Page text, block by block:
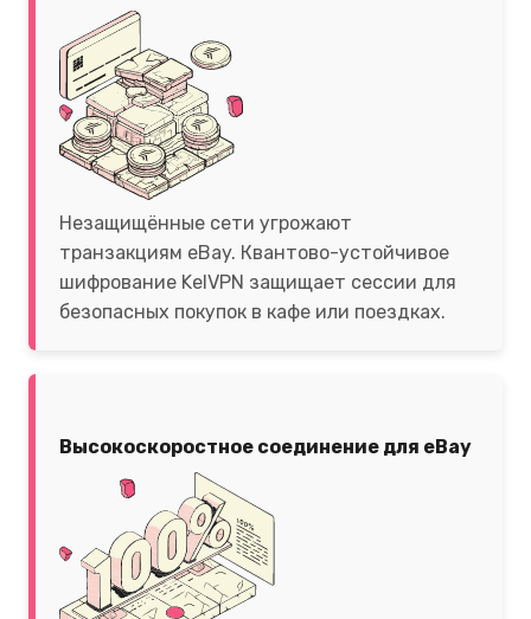
Незащищённые сети угрожают
транзакциям eBay. Квантово-устойчивое
шифрование KelVPN защищает сессии для
безопасных покупок в кафе или поездках.
Высокоскоростное соединение для eBay